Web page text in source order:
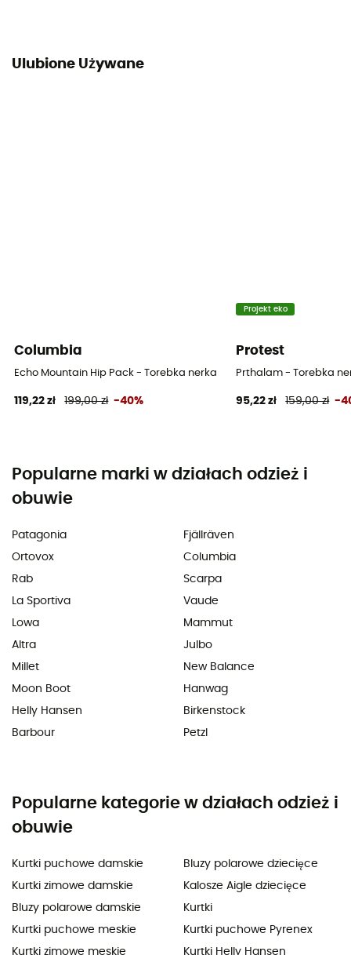
Ulubione Używane
Columbia
Echo Mountain Hip Pack - Torebka nerka
119,22 zł 199,00 zł -40%
Projekt eko
Protest
Prthalam - Torebka
95,22 zł 159,00 zł -
Popularne marki w działach odzież i
obuwie
Patagonia
Ortovox
Rab
La Sportiva
Lowa
Altra
Millet
Moon Boot
Helly Hansen
Barbour
Fjällräven
Columbia
Scarpa
Vaude
Mammut
Julbo
New Balance
Hanwag
Birkenstock
Petzl
Popularne kategorie w działach odzież i
obuwie
Kurtki puchowe damskie
Kurtki zimowe damskie
Bluzy polarowe damskie
Kurtki puchowe meskie
Kurtki zimowe meskie
Bluzy polarowe dziecięce
Kalosze Aigle dziecięce
Kurtki
Kurtki puchowe Pyrenex
Kurtki Helly Hansen